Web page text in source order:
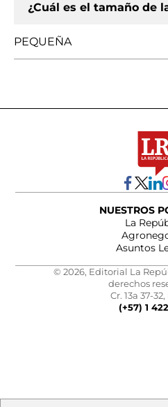
¿Cuál es el tamaño de
PEQUEÑA
NUESTROS
La
Asuntos
© 2026, Editorial La
derechos
Cr. 13a 37-
(+57) 1